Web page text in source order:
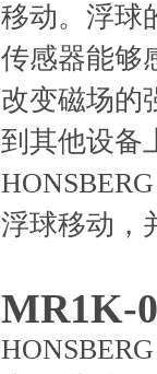
移动。浮球
传感器能够
改变磁场的
到其他设备
浮球移动，
MR1K-